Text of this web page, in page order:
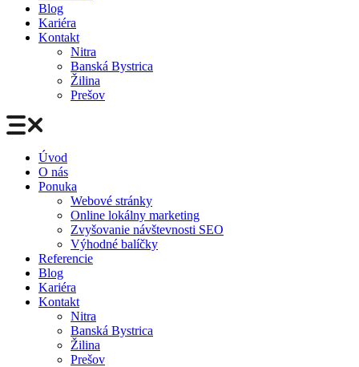
Blog
Kariéra
Kontakt
Nitra
Banská Bystrica
Žilina
Prešov
Úvod
O nás
Ponuka
Webové stránky
Online lokálny marketing
Zvyšovanie návštevnosti SEO
Výhodné balíčky
Referencie
Blog
Kariéra
Kontakt
Nitra
Banská Bystrica
Žilina
Prešov